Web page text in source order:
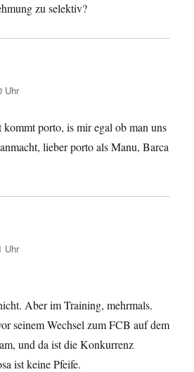
zu selektiv?
Uhr
kommt porto, is mir egal ob man uns
lieber porto als Manu, Barca
Uhr
Aber im Training, mehrmals.
seinem Wechsel zum FCB auf dem
und da ist die Konkurrenz
ist keine Pfeife.